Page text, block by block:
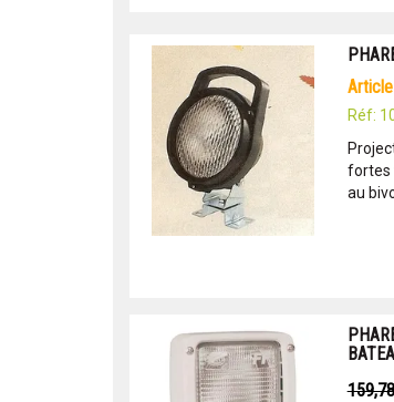
Réf:
fortes
au